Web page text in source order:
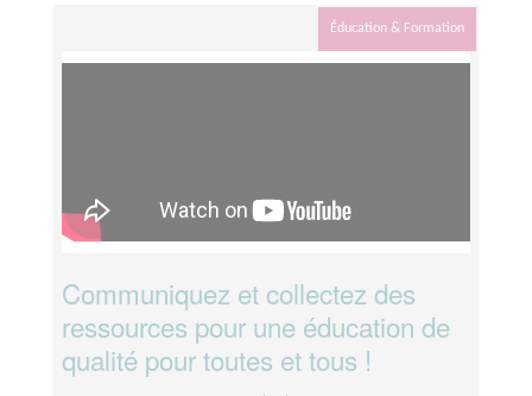
Éducation & Formation
Communiquez et collectez des
ressources pour une éducation de
qualité pour toutes et tous !